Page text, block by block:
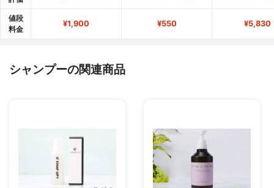
値段
料金
¥1,900 ¥550 ¥5,830
シャンプーの関連商品